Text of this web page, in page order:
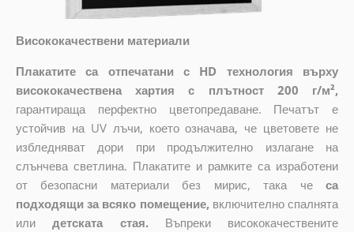
Висококачествени материали
Плакатите са отпечатани с HD технология върху
висококачествена хартия с плътност 200 г/м²,
гарантираща перфектно цветопредаване. Печатът е
устойчив на UV лъчи, което означава, че цветовете не
избледняват дори при продължително излагане на
слънчева светлина. Плакатите и рамките са изработени
от безопасни материали без мирис, така че
са
подходящи за всяко помещение, включително спалнята
или
детската стая.
Въпреки висококачествените